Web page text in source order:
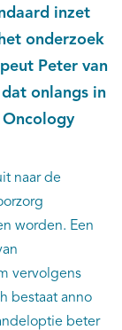
inzet
onderzoek
Peter van
dat onlangs in
Oncology
naar de
worden. Een
vervolgens
bestaat anno
beter